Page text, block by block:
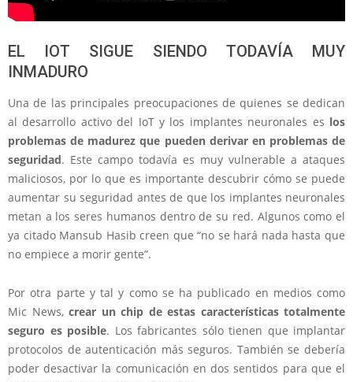
EL IOT SIGUE SIENDO TODAVÍA MUY
INMADURO
Una de las principales preocupaciones de quienes se dedican
al desarrollo activo del IoT y los implantes neuronales es los
problemas de madurez que pueden derivar en problemas de
seguridad. Este campo todavía es muy vulnerable a ataques
maliciosos, por lo que es importante descubrir cómo se puede
aumentar su seguridad antes de que los implantes neuronales
metan a los seres humanos dentro de su red. Algunos como el
ya citado Mansub Hasib creen que “no se hará nada hasta que
no empiece a morir gente”.
Por otra parte y tal y como se ha publicado en medios como
Mic News, crear un chip de estas características totalmente
seguro es posible. Los fabricantes sólo tienen que implantar
protocolos de autenticación más seguros. También se debería
poder desactivar la comunicación en dos sentidos para que el